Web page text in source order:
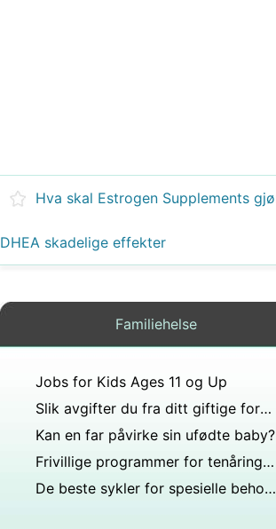
DHEA skadelige effekter
Familiehelse
Jobs for Kids Ages 11 og Up
Slik avgifter du fra ditt giftige forhold
Kan en far påvirke sin ufødte baby?
Frivillige programmer for tenåringer i Austin, Texas
De beste sykler for spesielle behov Kids